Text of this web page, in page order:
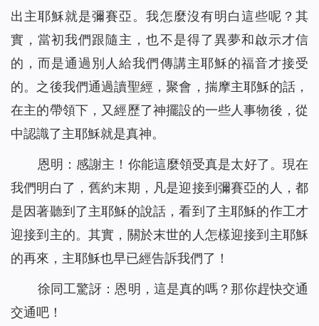
出主耶穌就是彌賽亞。我怎麼沒有明白這些呢？其
實，當初我們跟隨主，也不是得了異夢和啟示才信
的，而是通過別人給我們傳講主耶穌的福音才接受
的。之後我們通過讀聖經，聚會，揣摩主耶穌的話，
在主的帶領下，又經歷了神擺設的一些人事物後，從
中認識了主耶穌就是真神。
恩明：感謝主！你能這麼領受真是太好了。現在
我們明白了，舊約末期，凡是迎接到彌賽亞的人，都
是因著聽到了主耶穌的說話，看到了主耶穌的作工才
迎接到主的。其實，關於末世的人怎樣迎接到主耶穌
的再來，主耶穌也早已經告訴我們了！
徐同工驚訝：恩明，這是真的嗎？那你趕快交通
交通吧！